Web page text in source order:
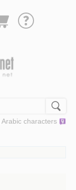
Go
Arabic characters